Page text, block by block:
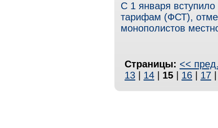
С 1 января
тарифам (ФСТ),
монополистов
Страницы: <<
13
14 15 16 17